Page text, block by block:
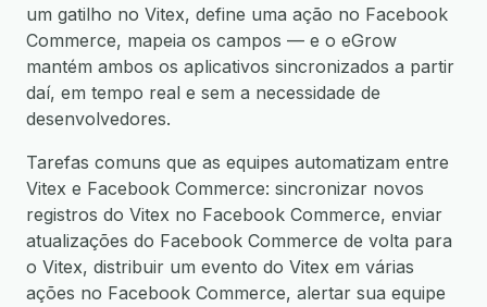
um gatilho no Vitex, define uma ação no Facebook
Commerce, mapeia os campos — e o eGrow
mantém ambos os aplicativos sincronizados a partir
daí, em tempo real e sem a necessidade de
desenvolvedores.
Tarefas comuns que as equipes automatizam entre
Vitex e Facebook Commerce: sincronizar novos
registros do Vitex no Facebook Commerce, enviar
atualizações do Facebook Commerce de volta para
o Vitex, distribuir um evento do Vitex em várias
ações no Facebook Commerce, alertar sua equipe